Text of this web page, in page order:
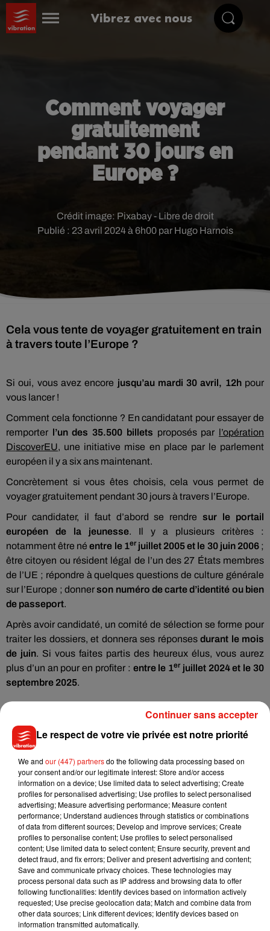
Vibrez avec nous
Comment voyager
gratuitement
pendant 30 jours en
Europe ?
Publié : 23 avril 2024 à 6h00 par Hugo Harnois
Crédit image: Pixabay - Libre de droit
Cela vous tente de voyager gratuitement en train
à travers toute l’Europe ?
Si oui, vous avez encore jusqu’au mardi 30 avril, 12hpour
vous lancer !
Comment cela fonctionne ? En candidatant pour essayer de
remporter l’un des 35.500 billets proposés par l’opération
DiscoverEU, une initiative mise en place par le parlement
européen il y a six ans maintenant.
Concrètement si vous êtes choisis, cela vous permet de
voyager gratuitement pendant 30 jours à travers l’Europe.
Pour candidater, il faut d’abord se rendresur le portail
européen de la jeunesse. Il y a plusieurs critères :
notamment être néentre le 1erjuillet 2005 et le 30 juin 2006;
être citoyen ou résident légal de l’un des 27 États membres
de l’UE ; répondre à quelques questions de culture générale
sur l’Europe ; donnerson numéro de carte d’identité ou bien
de passeport.
Après avoir candidaté, un comité de sélection se forme pour
traiter les dossiers, et donnera ses réponsesdurant le mois
de juin. Si vous faites partis des heureux élus, vous aurez
plus d’un an pour en profiter : entre le 1erjuillet 2024 et le 30
septembre 2025.
Musique
7 août 2026
Julien Lieb s’essaye à la vie de chatelain
dans son nouveau clip
7 août 2026
Madonna sort enfin le remix de « Love
Sensation » avec Kylie Minogue
Le respect de votre vie privée est notre priorité
We and our (447) partnersdo the following data processing based on
your consent and/or our legitimate interest: Store and/or access
information on a device; Use limited data to select advertising; Create
profiles for personalised advertising; Use profiles to select personalised
advertising; Measure advertising performance; Measure content
performance; Understand audiences through statistics or combinations
of data from different sources; Develop and improve services; Create
profiles to personalise content; Use profiles to select personalised
content; Use limited data to select content; Ensure security, prevent and
detect fraud, and fix errors; Deliver and present advertising and content;
Save and communicate privacy choices. These technologies may
process personal data such as IP address and browsing data to offer
following functionalities: Identify devices based on information actively
requested; Use precise geolocation data; Match and combine data from
other data sources; Link different devices; Identify devices based on
information transmitted automatically.
Continuer sans accepter